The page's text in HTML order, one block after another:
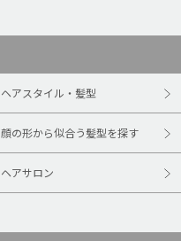
ヘアスタイル・髪型
顔の形から似合う髪型を探す
ヘアサロン